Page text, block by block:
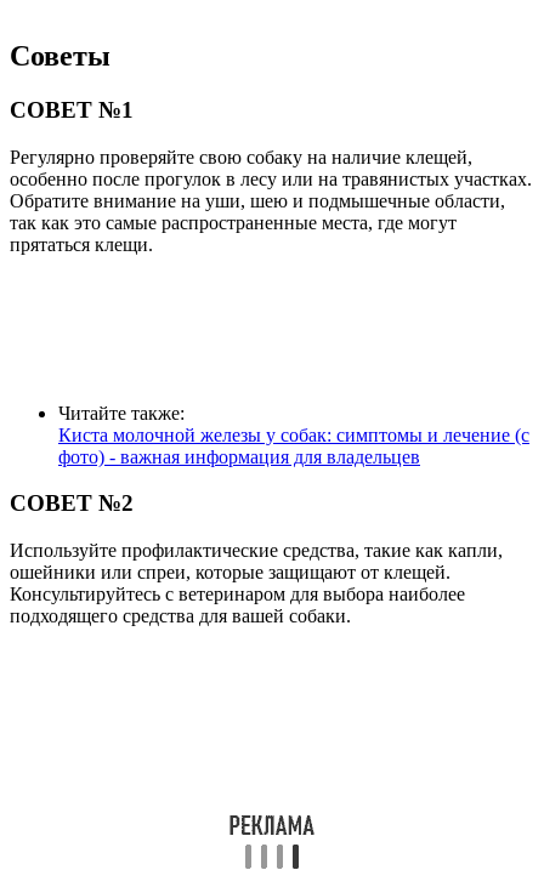
Советы
СОВЕТ №1
Регулярно проверяйте свою собаку на наличие клещей,
особенно после прогулок в лесу или на травянистых участках.
Обратите внимание на уши, шею и подмышечные области,
так как это самые распространенные места, где могут
прятаться клещи.
Читайте также:
Киста молочной железы у собак: симптомы и лечение (с
фото) - важная информация для владельцев
СОВЕТ №2
Используйте профилактические средства, такие как капли,
ошейники или спреи, которые защищают от клещей.
Консультируйтесь с ветеринаром для выбора наиболее
подходящего средства для вашей собаки.